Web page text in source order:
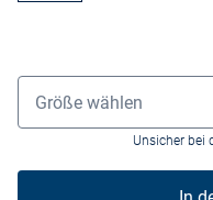
Größenauswahl
Größe wählen
Unsicher bei